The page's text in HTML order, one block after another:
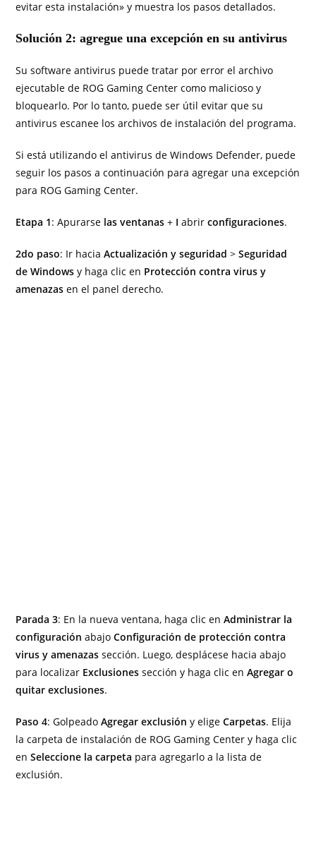
evitar esta instalación» y muestra los pasos detallados.
Solución 2: agregue una excepción en su antivirus
Su software antivirus puede tratar por error el archivo
ejecutable de ROG Gaming Center como malicioso y
bloquearlo. Por lo tanto, puede ser útil evitar que su
antivirus escanee los archivos de instalación del programa.
Si está utilizando el antivirus de Windows Defender, puede
seguir los pasos a continuación para agregar una excepción
para ROG Gaming Center.
Etapa 1: Apurarse las ventanas+ I abrir configuraciones.
2do paso: Ir haciaActualización y seguridad >Seguridad
de Windows y haga clic en Protección contra virus y
amenazas en el panel derecho.
Parada 3: En la nueva ventana, haga clic enAdministrar la
configuraciónabajoConfiguración de protección contra
virus y amenazas sección. Luego, desplácese hacia abajo
para localizar Exclusiones sección y haga clic enAgregar o
quitar exclusiones.
Paso 4: GolpeadoAgregar exclusión y eligeCarpetas. Elija
la carpeta de instalación de ROG Gaming Center y haga clic
enSeleccione la carpeta para agregarlo a la lista de
exclusión.